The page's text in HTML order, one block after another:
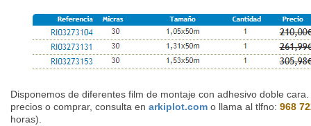
Disponemos de diferentes film de montaje con adhesivo doble
precios o comprar, consulta en arkiplot.com o llama al tlfno: 968
horas).